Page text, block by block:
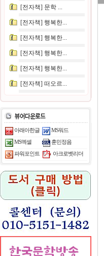
[전자책] 문학 ...
[전자책] 행복한...
[전자책] 행복한...
[전자책] 행복한...
[전자책] 행복한...
[전자책] 떠오르...
아래아한글 MS워드
MS엑셀 훈민정음
파워포인트 아크로벳리더